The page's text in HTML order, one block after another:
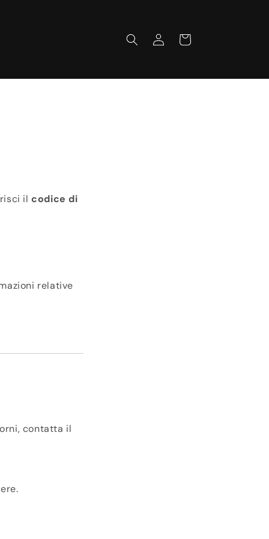
Accedi Carrello
ilcodice di
relative
contatta il